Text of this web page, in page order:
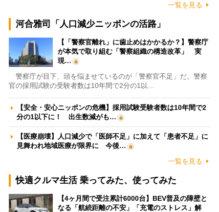
一覧を見る
河合雅司「人口減少ニッポンの活路」
【「警察官離れ」に歯止めはかかるか？】警察庁
が本気で取り組む「警察組織の構造改革」 実
現…
警察庁が目下、頭を悩ませているのが「警察官不足」だ。警察
官の採用試験の受験者数は10年間で2分の1以…
【安全・安心ニッポンの危機】採用試験受験者数は10年間で2
分の1以下に！ 出生数減がも…
【医療崩壊】人口減少で「医師不足」に加えて「患者不足」に
見舞われ地域医療が限界に 今後…
一覧を見る
快適クルマ生活 乗ってみた、使ってみた
【4ヶ月間で受注累計6000台】BEV普及の障壁と
なる「航続距離の不安」「充電のストレス」解